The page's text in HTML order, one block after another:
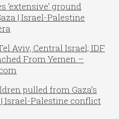
‘extensive’ ground
| Israel-Palestine
Aviv, Central Israel; IDF
From Yemen –
pulled from Gaza’s
Israel-Palestine conflict